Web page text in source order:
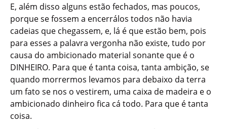
E, além disso alguns estão fechados, mas poucos,
porque se fossem a encerrálos todos não havia
cadeias que chegassem, e, lá é que estão bem, pois
para esses a palavra vergonha não existe, tudo por
causa do ambicionado material sonante que é o
DINHEIRO. Para que é tanta coisa, tanta ambição, se
quando morrermos levamos para debaixo da terra
um fato se nos o vestirem, uma caixa de madeira e o
ambicionado dinheiro fica cá todo. Para que é tanta
coisa.